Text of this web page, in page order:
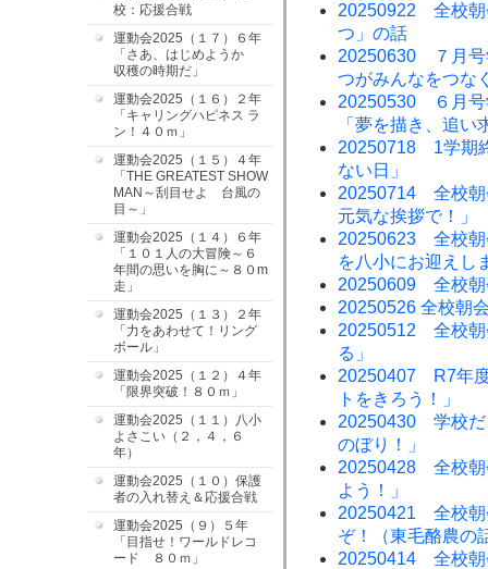
校：応援合戦
運動会2025（１７）６年
「さあ、はじめようか
収穫の時期だ」
運動会2025（１６）２年
「キャリングハピネス ラ
ン！４０ｍ」
運動会2025（１５）４年
「THE GREATEST SHOW
MAN～刮目せよ 台風の
目～」
運動会2025（１４）６年
「１０１人の大冒険～６
年間の思いを胸に～８０m
走」
運動会2025（１３）２年
「力をあわせて！リング
ボール」
運動会2025（１２）４年
「限界突破！８０ｍ」
運動会2025（１１）八小
よさこい（２，４，６
年）
運動会2025（１０）保護
者の入れ替え＆応援合戦
運動会2025（９）５年
「目指せ！ワールドレコ
ード ８０ｍ」
20250922 全校
つ」の話
20250630 ７月
つがみんなをつな
20250530 ６月
「夢を描き、追い
20250718 1学期
ない日」
20250714 全校
元気な挨拶で！」
20250623 全校朝
を八小にお迎えし
20250609 全校
20250526 全校朝
20250512 全校朝
る」
20250407 R7年
トをきろう！」
20250430 学校だ
のぼり！」
20250428 全校朝
よう！」
20250421 全校朝
ぞ！（東毛酪農の
20250414 全校朝